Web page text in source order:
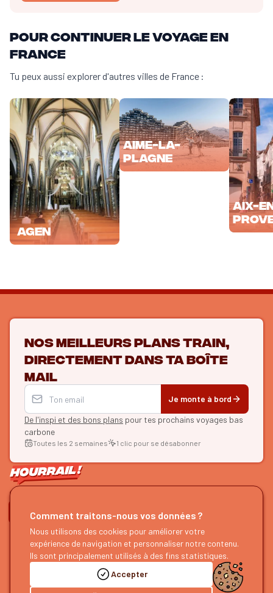
Pour continuer le voyage en
France
Tu peux aussi explorer d'autres villes de France :
Agen
Aime-la-
Plagne
Aix-
Nos meilleurs plans train,
directement dans ta boîte
mail
Je monte à bord
De l'inspi et des bons plans pour tes prochains voyages bas
carbone
Toutes les 2 semaines 1 clic pour se désabonner
ON SE SUIT ?
HOURRAIL !
À propos
Devenir partenaire
Nous faire un retour
EXPLORER
Recherche d'itinéraires
Nos guides
Notre blog
Notre podcast
Accepter
Comment traitons-nous vos données ?
Nous utilisons des cookies pour améliorer votre
expérience de navigation et personnaliser notre contenu.
Ils sont principalement utilisés à des fins statistiques.